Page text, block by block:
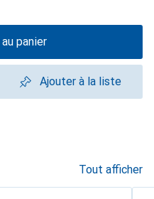
panier
Ajouter à la liste
Tout afficher